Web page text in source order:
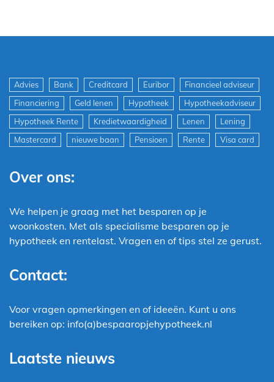
Advies Bank Creditcard Euribor
Financieel adviseur
Financiering
Geld lenen Hypotheek
Hypotheekadviseur
Hypotheek Rente
Kredietwaardigheid Lenen
Lening
Mastercard
nieuwe baan Pensioen Rente Visa card
Over ons:
We helpen je graag met het besparen op je
woonkosten. Met als specialisme besparen op je
hypotheek en rentelast. Vragen en of tips stel ze gerust.
Contact:
Voor vragen opmerkingen en of ideeën. Kunt u ons
bereiken op: info(a)bespaaropjehypotheek.nl
Laatste nieuws